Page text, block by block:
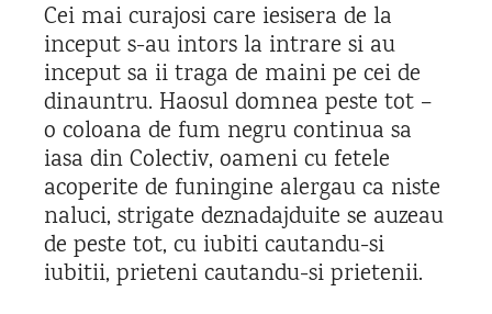
Cei mai curajosi care iesisera de la
inceput s-au intors la intrare si au
inceput sa ii traga de maini pe cei de
dinauntru. Haosul domnea peste tot –
o coloana de fum negru continua sa
iasa din Colectiv, oameni cu fetele
acoperite de funingine alergau ca niste
naluci, strigate deznadajduite se auzeau
de peste tot, cu iubiti cautandu-si
iubitii, prieteni cautandu-si prietenii.